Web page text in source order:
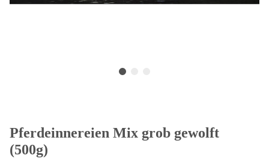
Pferdeinnereien Mix grob gewolft
(500g)